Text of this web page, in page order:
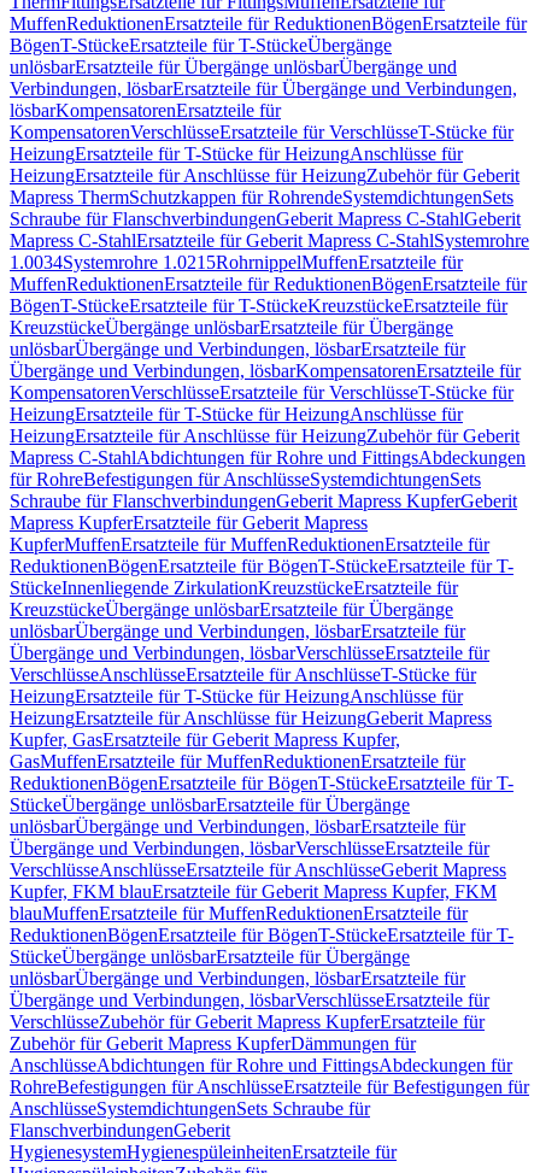
MuffenReduktionenErsatzteile für ReduktionenBögenErsatzteile für
BögenT-StückeErsatzteile für T-StückeÜbergänge
unlösbarErsatzteile für Übergänge unlösbarÜbergänge und
Verbindungen, lösbarErsatzteile für Übergänge und Verbindungen,
lösbarKompensatorenErsatzteile für
KompensatorenVerschlüsseErsatzteile für VerschlüsseT-Stücke für
HeizungErsatzteile für T-Stücke für HeizungAnschlüsse für
HeizungErsatzteile für Anschlüsse für HeizungZubehör für Geberit
Mapress ThermSchutzkappen für RohrendeSystemdichtungenSets
Schraube für FlanschverbindungenGeberit Mapress C-StahlGeberit
Mapress C-StahlErsatzteile für Geberit Mapress C-StahlSystemrohre
1.0034Systemrohre 1.0215RohrnippelMuffenErsatzteile für
MuffenReduktionenErsatzteile für ReduktionenBögenErsatzteile für
BögenT-StückeErsatzteile für T-StückeKreuzstückeErsatzteile für
KreuzstückeÜbergänge unlösbarErsatzteile für Übergänge
unlösbarÜbergänge und Verbindungen, lösbarErsatzteile für
Übergänge und Verbindungen, lösbarKompensatorenErsatzteile für
KompensatorenVerschlüsseErsatzteile für VerschlüsseT-Stücke für
HeizungErsatzteile für T-Stücke für HeizungAnschlüsse für
HeizungErsatzteile für Anschlüsse für HeizungZubehör für Geberit
Mapress C-StahlAbdichtungen für Rohre und FittingsAbdeckungen
für RohreBefestigungen für AnschlüsseSystemdichtungenSets
Schraube für FlanschverbindungenGeberit Mapress KupferGeberit
Mapress KupferErsatzteile für Geberit Mapress
KupferMuffenErsatzteile für MuffenReduktionenErsatzteile für
ReduktionenBögenErsatzteile für BögenT-StückeErsatzteile für T-
StückeInnenliegende ZirkulationKreuzstückeErsatzteile für
KreuzstückeÜbergänge unlösbarErsatzteile für Übergänge
unlösbarÜbergänge und Verbindungen, lösbarErsatzteile für
Übergänge und Verbindungen, lösbarVerschlüsseErsatzteile für
VerschlüsseAnschlüsseErsatzteile für AnschlüsseT-Stücke für
HeizungErsatzteile für T-Stücke für HeizungAnschlüsse für
HeizungErsatzteile für Anschlüsse für HeizungGeberit Mapress
Kupfer, GasErsatzteile für Geberit Mapress Kupfer,
GasMuffenErsatzteile für MuffenReduktionenErsatzteile für
ReduktionenBögenErsatzteile für BögenT-StückeErsatzteile für T-
StückeÜbergänge unlösbarErsatzteile für Übergänge
unlösbarÜbergänge und Verbindungen, lösbarErsatzteile für
Übergänge und Verbindungen, lösbarVerschlüsseErsatzteile für
VerschlüsseAnschlüsseErsatzteile für AnschlüsseGeberit Mapress
Kupfer, FKM blauErsatzteile für Geberit Mapress Kupfer, FKM
blauMuffenErsatzteile für MuffenReduktionenErsatzteile für
ReduktionenBögenErsatzteile für BögenT-StückeErsatzteile für T-
StückeÜbergänge unlösbarErsatzteile für Übergänge
unlösbarÜbergänge und Verbindungen, lösbarErsatzteile für
Übergänge und Verbindungen, lösbarVerschlüsseErsatzteile für
VerschlüsseZubehör für Geberit Mapress KupferErsatzteile für
Zubehör für Geberit Mapress KupferDämmungen für
AnschlüsseAbdichtungen für Rohre und FittingsAbdeckungen für
RohreBefestigungen für AnschlüsseErsatzteile für Befestigungen für
AnschlüsseSystemdichtungenSets Schraube für
FlanschverbindungenGeberit
HygienesystemHygienespüleinheitenErsatzteile für